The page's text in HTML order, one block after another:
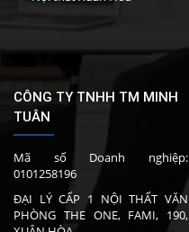
CÔNG TY TNHH TM MINH
TUÂN
Mã số Doanh nghiệp:
0101258196
ĐẠI LÝ CẤP 1 NỘI THẤT VĂN
PHÒNG THE ONE, FAMI, 190,